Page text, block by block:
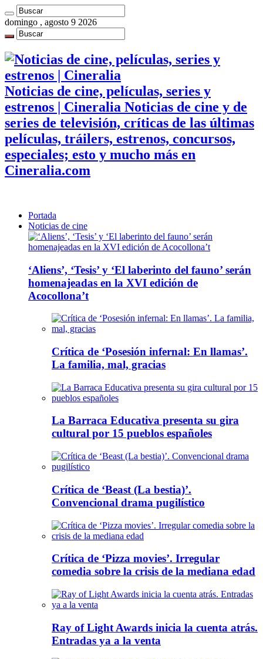
domingo , agosto 9 2026
Noticias de cine, películas, series y
estrenos | Cineralia Noticias de cine y de
series de televisión, críticas de las últimas
películas, tráilers, estrenos, concursos,
especiales; esto y mucho más en
Cineralia.com
Portada
Noticias de cine
‘Aliens’, ‘Tesis’ y ‘El laberinto del fauno’ serán
homenajeadas en la XVI edición de
Acocollona’t
Crítica de ‘Posesión infernal: En llamas’.
La familia, mal, gracias
La Barraca Educativa presenta su gira
cultural por 15 pueblos españoles
Crítica de ‘Beast (La bestia)’.
Convencional drama pugilístico
Crítica de ‘Pizza movies’. Irregular
comedia sobre la crisis de la mediana edad
Ray of Light Awards inicia la cuenta atrás.
Entradas ya a la venta